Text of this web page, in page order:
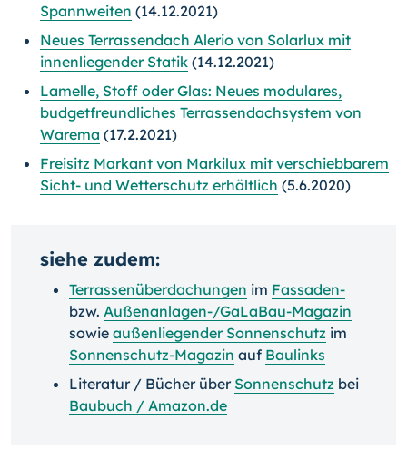
Spannweiten (14.12.2021)
Neues Terrassendach Alerio von Solarlux mit
innenliegender Statik (14.12.2021)
Lamelle, Stoff oder Glas: Neues modulares,
budgetfreundliches Terrassendachsystem von
Warema (17.2.2021)
Freisitz Markant von Markilux mit verschiebbarem
Sicht- und Wetterschutz erhältlich (5.6.2020)
siehe zudem:
Terrassenüberdachungen im Fassaden-
bzw. Außenanlagen-/GaLaBau-Magazin
sowie außenliegender Sonnenschutz im
Sonnenschutz-Magazin auf Baulinks
Literatur / Bücher über Sonnenschutz bei
Baubuch / Amazon.de